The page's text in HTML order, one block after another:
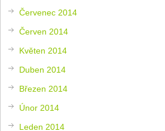
Červenec 2014
Červen 2014
Květen 2014
Duben 2014
Březen 2014
Únor 2014
Leden 2014